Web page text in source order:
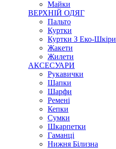
Майки
ВЕРХНІЙ ОДЯГ
Пальто
Куртки
Куртки З Еко-Шкіри
Жакети
Жилети
АКСЕСУАРИ
Рукавички
Шапки
Шарфи
Ремені
Кепки
Сумки
Шкарпетки
Гаманці
Нижня Білизна